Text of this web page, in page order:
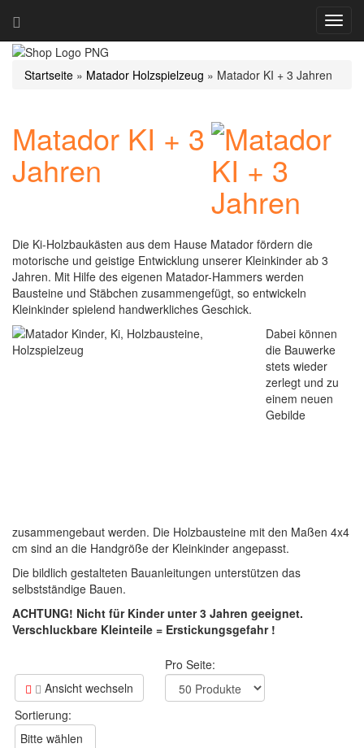
ein-/
Startseite » Matador Holzspielzeug » Matador KI + 3 Jahren
Matador KI + 3
Jahren
Die Ki-Holzbaukästen aus dem Hause Matador fördern die
motorische und geistige Entwicklung unserer Kleinkinder ab 3
Jahren. Mit Hilfe des eigenen Matador-Hammers werden
Bausteine und Stäbchen zusammengefügt, so entwickeln
Kleinkinder spielend handwerkliches Geschick.
Dabei können
die Bauwerke
stets wieder
zerlegt und zu
einem neuen
Gebilde
zusammengebaut werden. Die Holzbausteine mit den Maßen 4x4
cm sind an die Handgröße der Kleinkinder angepasst.
Die bildlich gestalteten Bauanleitungen unterstützen das
selbstständige Bauen.
ACHTUNG! Nicht für Kinder unter 3 Jahren geeignet.
Verschluckbare Kleinteile = Erstickungsgefahr !
Ansicht wechseln
Pro Seite:
Sortierung:
Bitte wählen